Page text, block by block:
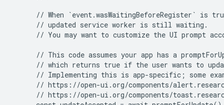
// When `event.wasWaitingBeforeRegister` is
      // updated service worker is still waiting.
// You may want to customize the UI prompt
// This code assumes your app has a
// which returns true if the user wants to
// Implementing this is app-specific; some
// https://open-ui.org/components/
// https://open-ui.org/components/